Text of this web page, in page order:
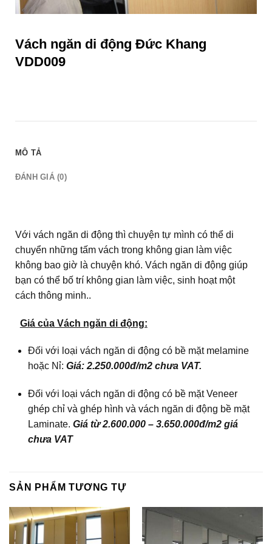
Vách ngăn di động Đức Khang
VDD009
MÔ TẢ
ĐÁNH GIÁ (0)
Với vách ngăn di động thì chuyện tự mình có thể di
chuyển những tấm vách trong không gian làm việc
không bao giờ là chuyện khó. Vách ngăn di động giúp
bạn có thể bố trí không gian làm việc, sinh hoạt một
cách thông minh..
Giá của Vách ngăn di động:
Đối với loại vách ngăn di động có bề mặt melamine
hoặc Nỉ: Giá: 2.250.000đ/m2 chưa VAT.
Đối với loại vách ngăn di động có bề mặt Veneer
ghép chỉ và ghép hình và vách ngăn di động bề mặt
Laminate. Giá từ 2.600.000 – 3.650.000đ/m2 giá
chưa VAT
SẢN PHẨM TƯƠNG TỰ